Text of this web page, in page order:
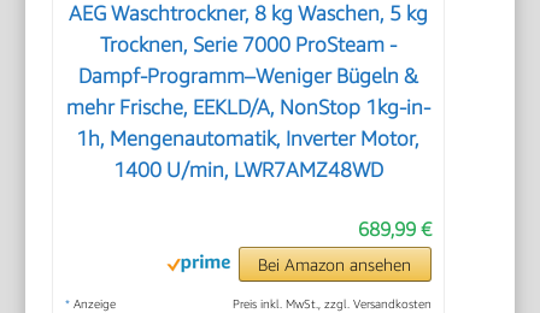
AEG Waschtrockner, 8 kg Waschen, 5 kg
Trocknen, Serie 7000 ProSteam -
Dampf-Programm–Weniger Bügeln &
mehr Frische, EEKLD/A, NonStop 1kg-in-
1h, Mengenautomatik, Inverter Motor,
1400 U/min, LWR7AMZ48WD
689,99 €
Bei Amazon ansehen
* Anzeige Preis inkl. MwSt., zzgl. Versandkosten